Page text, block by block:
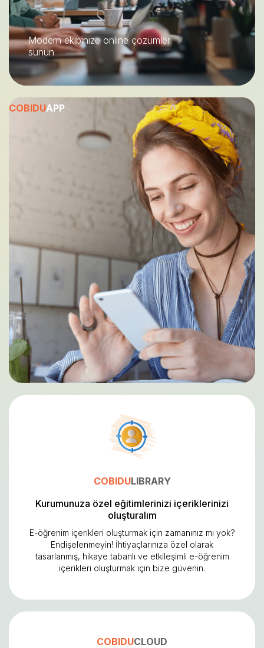
Modern ekibinize online çözümler
sunun
COBIDULIBRARY
Kurumunuza özel eğitimlerinizi içeriklerinizi
oluşturalım
E-öğrenim içerikleri oluşturmak için zamanınız mı yok?
Endişelenmeyin! İhtiyaçlarınıza özel olarak
tasarlanmış, hikaye tabanlı ve etkileşimli e-öğrenim
içerikleri oluşturmak için bize güvenin.
COBIDUAPP
COBIDUCLOUD